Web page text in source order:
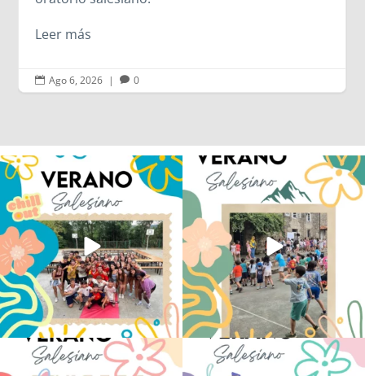
Leer más
 Ago 6, 2026 |  0
Los alumnos de 6º de Primaria, 1º y 2º
de la ESO...
146 2
La diversión y la alegría también se han
sentido...
95 0
No hay verano sin que sea Salesiano ❤️
💫 en Luz 4
...
viviendo la alegría en el campamento
...